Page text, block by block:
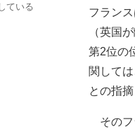
ている
フラン
（英国
第2位の
関して
との指摘
そのフ